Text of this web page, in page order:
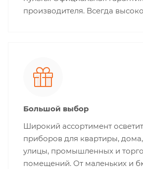
производителя. Всегда
Большой выбор
Широкий ассортимент
приборов для квартиры,
улицы, промышленных и
помещений. От маленьких и